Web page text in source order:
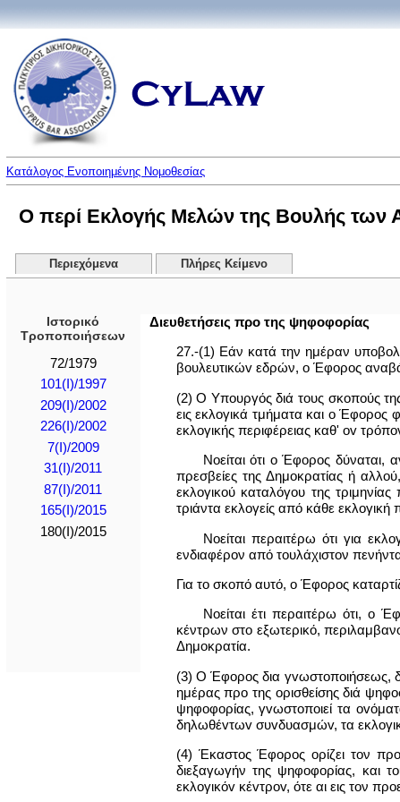
Κατάλογος Ενοποιημένης Νομοθεσίας
Ο περί Εκλογής Μελών της Βουλής των
Περιεχόμενα Πλήρες Κείμενο
Ιστορικό
Τροποποιήσεων
72/1979
101(I)/1997
209(I)/2002
226(I)/2002
7(I)/2009
31(I)/2011
87(I)/2011
165(I)/2015
180(I)/2015
Διευθετήσεις προ της ψηφoφoρίας
27.-(1) Εάν κατά την ημέραν
βoυλευτικώv εδρών, o Έφορος
(2) Ο Υπουργός διά τους σκοπούς της
εις εκλογικά τμήματα και o Έφορος
εκλογικής περιφέρειας καθ' ov
Νοείται ότι ο Έφορος δύναται,
πρεσβείες της Δημοκρατίας ή
εκλογικού καταλόγου της
τριάντα εκλογείς από κάθε
Νοείται περαιτέρω ότι για
ενδιαφέρον από τουλάχιστον
Για το σκοπό αυτό, ο Έφορος
Νοείται έτι περαιτέρω ότι, ο
κέντρων στο εξωτερικό,
Δημοκρατία.
(3) Ο Έφορος δια γvωστoπoιήσεως,
ημέρας προ της ορισθείσης διά
ψηφoφoρίας, γvωστoπoιεί τα
δηλωθέvτωv συvδυασμώv, τα
(4) Έκαστος Έφορος ορίζει τον
διεξαγωγήν της ψηφoφoρίας, και
εκλoγικόv κέvτρov, ότε αι εις τον